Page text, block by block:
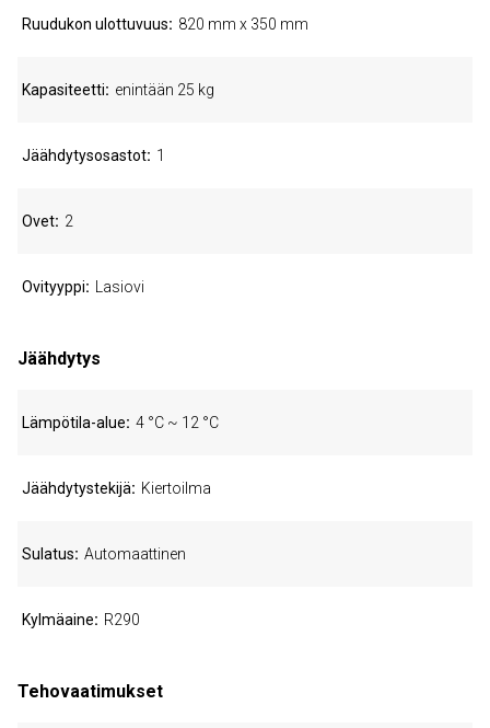
Ruudukon ulottuvuus 820 mm x 350 mm
Kapasiteetti enintään 25 kg
Jäähdytysosastot 1
Ovet 2
Ovityyppi Lasiovi
Jäähdytys
Lämpötila-alue 4 °C ~ 12 °C
Jäähdytystekijä Kiertoilma
Sulatus Automaattinen
Kylmäaine R290
Tehovaatimukset